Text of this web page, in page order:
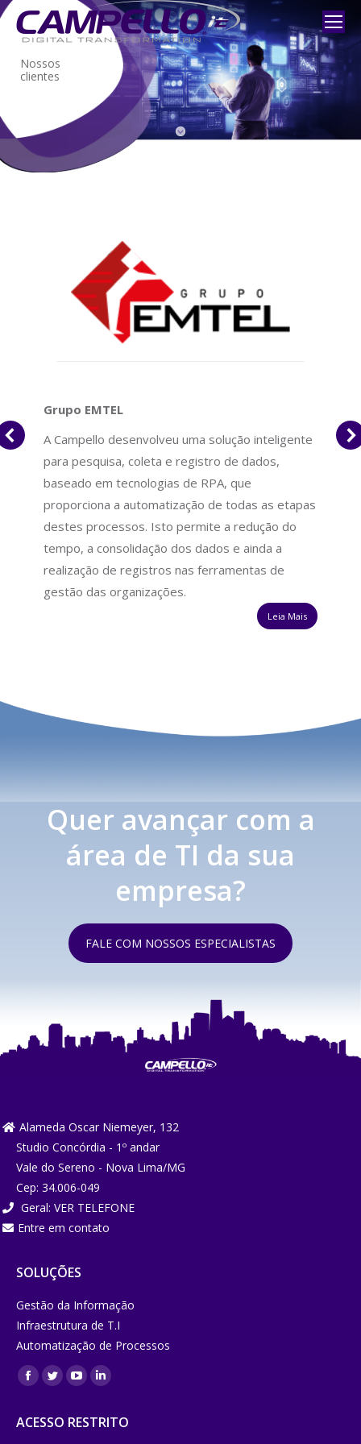
Nossos
clientes
Grupo EMTEL
A Campello desenvolveu uma solução inteligente
para pesquisa, coleta e registro de dados,
baseado em tecnologias de RPA, que
proporciona a automatização de todas as etapas
destes processos. Isto permite a redução do
tempo, a consolidação dos dados e ainda a
realização de registros nas ferramentas de
gestão das organizações.
Leia Mais
Quer avançar com a
área de TI da sua
empresa?
FALE COM NOSSOS ESPECIALISTAS
Alameda Oscar Niemeyer, 132
Studio Concórdia - 1º andar
Vale do Sereno - Nova Lima/MG
Cep: 34.006-049
Geral: VER TELEFONE
Entre em contato
SOLUÇÕES
Gestão da Informação
Infraestrutura de T.I
Automatização de Processos
Encontre-
Facebook
opens
Twitter
opens
YouTube
opens
Linkedin
opens
ACESSO RESTRITO